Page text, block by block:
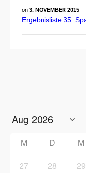
on 3. NOVEMBER 2015
Ergebnisliste 35.
M D M
27 28 29